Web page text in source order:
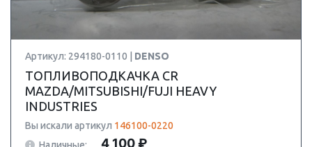
Артикул: 294180-0110 | DENSO
ТОПЛИВОПОДКАЧКА CR
MAZDA/MITSUBISHI/FUJI HEAVY
INDUSTRIES
Вы искали артикул 146100-0220
Наличные:
4 100 ₽